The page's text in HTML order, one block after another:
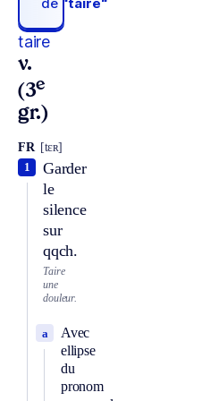
de “taire“
taire
v.
(3e
gr.)
FR [tɛʀ]
Garder
le
silence
sur
qqch.
1
Taire
une
douleur.
Avec
ellipse
du
pronom
a